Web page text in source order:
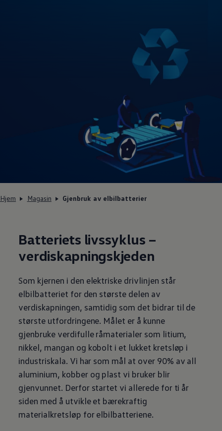
Oppgitt vs. faktisk rekkevidde
myVolkswagen
Programvareoppdateringer
Videoveiledninger
Varsellamper
Connect Shop
Bilhold
Bilservice
Nybilgaranti
Verkstedtjenester
Service på elbil
Service for eldre modeller
Serviceavtale
Hvorfor velge merkeverksted
Hjem Magasin Gjenbruk av elbilbatterier
Batteriets livssyklus –
verdiskapningskjeden
Som kjernen i den elektriske drivlinjen står
elbilbatteriet for den største delen av
verdiskapningen, samtidig som det bidrar til de
største utfordringene. Målet er å kunne
gjenbruke verdifulle råmaterialer som litium,
nikkel, mangan og kobolt i et lukket kretsløp i
industriskala. Vi har som mål at over 90% av all
aluminium, kobber og plast vi bruker blir
gjenvunnet. Derfor startet vi allerede for ti år
siden med å utvikle et bærekraftig
materialkretsløp for elbilbatteriene.